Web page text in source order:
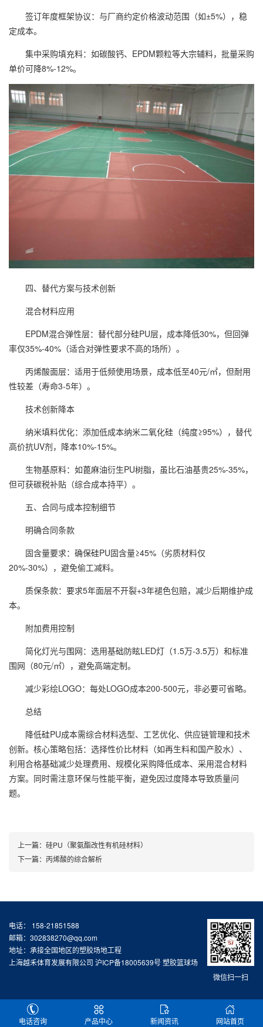
签订年度框架协议：与厂商约定价格波动范围（如±5%），稳
定成本。
集中采购填充料：如碳酸钙、EPDM颗粒等大宗辅料，批量采购
单价可降8%-12%。
四、替代方案与技术创新
混合材料应用
EPDM混合弹性层：替代部分硅PU层，成本降低30%，但回弹
率仅35%-40%（适合对弹性要求不高的场所）。
丙烯酸面层：适用于低频使用场景，成本低至40元/㎡，但耐用
性较差（寿命3-5年）。
技术创新降本
纳米填料优化：添加低成本纳米二氧化硅（纯度≥95%），替代
高价抗UV剂，降本10%-15%。
生物基原料：如蓖麻油衍生PU树脂，虽比石油基贵25%-35%，
但可获碳税补贴（综合成本持平）。
五、合同与成本控制细节
明确合同条款
固含量要求：确保硅PU固含量≥45%（劣质材料仅
20%-30%），避免偷工减料。
质保条款：要求5年面层不开裂+3年褪色包赔，减少后期维护成
本。
附加费用控制
简化灯光与围网：选用基础防眩LED灯（1.5万-3.5万）和标准
围网（80元/㎡），避免高端定制。
减少彩绘LOGO：每处LOGO成本200-500元，非必要可省略。
总结
降低硅PU成本需综合材料选型、工艺优化、供应链管理和技术
创新。核心策略包括：选择性价比材料（如再生料和国产胶水）、
利用合格基础减少处理费用、规模化采购降低成本、采用混合材料
方案。同时需注意环保与性能平衡，避免因过度降本导致质量问
题。
上一篇： 硅PU（聚氨酯改性有机硅材料）
下一篇： 丙烯酸的综合解析
微信扫一扫
电话： 158-21851588
邮箱：302838270@qq.com
地址：承接全国地区的塑胶场地工程
上海越禾体育发展有限公司 沪ICP备18005639号塑胶篮球场
电话咨询 产品中心 新闻资讯 网站首页